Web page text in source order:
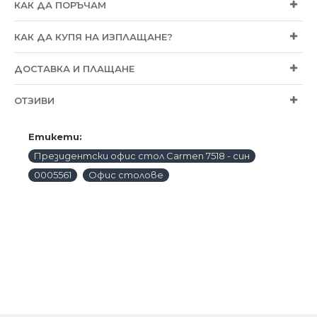
КАК ДА ПОРЪЧАМ
КАК ДА КУПЯ НА ИЗПЛАЩАНЕ?
ДОСТАВКА И ПЛАЩАНЕ
ОТЗИВИ
Етикети:
Президентски офис стол Carmen 7518 - син
0005561
Офис столове